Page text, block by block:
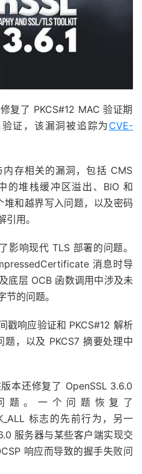
复了 PKCS#12 MAC 验证期
证，该漏洞被追踪为 CVE-
存相关的漏洞，包括 CMS
的堆栈缓冲区溢出、BIO 和
堆和越界写入问题，以及密码
用。
影响现代 TLS 部署的问题。
消息时导
底层 OCB 函数调用中涉及未
的问题。
戳响应验证和 PKCS#12 解析
题，以及 PKCS7 摘要处理中
本还修复了 OpenSSL 3.6.0
题。一个问题恢复了
标志的先前行为，另一
服务器与某些客户端实现交
响应而导致的握手失败问